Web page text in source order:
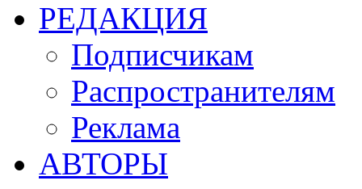
РЕДАКЦИЯ
Подписчикам
Распространителям
Реклама
АВТОРЫ